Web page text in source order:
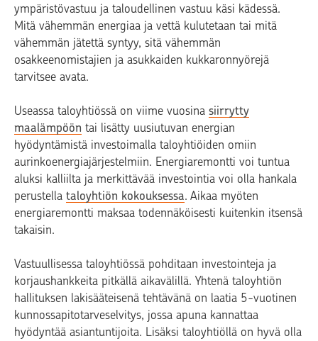
ympäristövastuu ja taloudellinen vastuu käsi kädessä.
Mitä vähemmän energiaa ja vettä kulutetaan tai mitä
vähemmän jätettä syntyy, sitä vähemmän
osakkeenomistajien ja asukkaiden kukkaronnyörejä
tarvitsee avata.
Useassa taloyhtiössä on viime vuosina siirrytty
maalämpöön tai lisätty uusiutuvan energian
hyödyntämistä investoimalla taloyhtiöiden omiin
aurinkoenergiajärjestelmiin. Energiaremontti voi tuntua
aluksi kalliilta ja merkittävää investointia voi olla hankala
perustella taloyhtiön kokouksessa. Aikaa myöten
energiaremontti maksaa todennäköisesti kuitenkin itsensä
takaisin.
Vastuullisessa taloyhtiössä pohditaan investointeja ja
korjaushankkeita pitkällä aikavälillä. Yhtenä taloyhtiön
hallituksen lakisääteisenä tehtävänä on laatia 5-vuotinen
kunnossapitotarveselvitys, jossa apuna kannattaa
hyödyntää asiantuntijoita. Lisäksi taloyhtiöllä on hyvä olla